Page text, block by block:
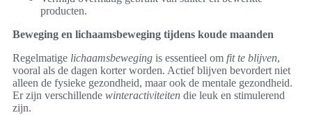
producten.
Beweging en lichaamsbeweging tijdens koude maanden
Regelmatige lichaamsbeweging is essentieel om fit te blijven,
vooral als de dagen korter worden. Actief blijven bevordert niet
alleen de fysieke gezondheid, maar ook de mentale gezondheid.
Er zijn verschillende winteractiviteiten die leuk en stimulerend
zijn.